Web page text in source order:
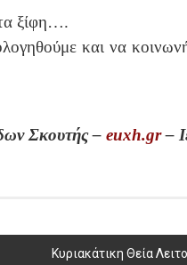
ξίφη….
και να
Σκουτής – euxh.gr–
Κυριακάτικη Θεία